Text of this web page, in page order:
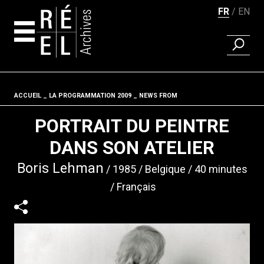
FR EN
Fil d'ariane
ACCUEIL LA PROGRAMMATION 2009 NEWS FROM
PORTRAIT DU PEINTRE
DANS SON ATELIER
Boris Lehman 1985 Belgique
40 minutes
Français